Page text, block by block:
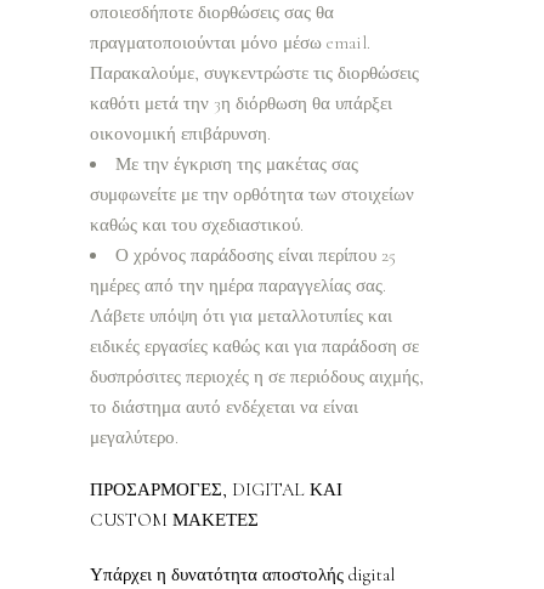
οποιεσδήποτε διορθώσεις σας θα
πραγματοποιούνται μόνο μέσω email.
Παρακαλούμε, συγκεντρώστε τις διορθώσεις
καθότι μετά την 3η διόρθωση θα υπάρξει
οικονομική επιβάρυνση.
Με την έγκριση της μακέτας σας
συμφωνείτε με την ορθότητα των στοιχείων
καθώς και του σχεδιαστικού.
Ο χρόνος παράδοσης είναι περίπου 25
ημέρες από την ημέρα παραγγελίας σας.
Λάβετε υπόψη ότι για μεταλλοτυπίες και
ειδικές εργασίες καθώς και για παράδοση σε
δυσπρόσιτες περιοχές η σε περιόδους αιχμής,
το διάστημα αυτό ενδέχεται να είναι
μεγαλύτερο.
ΠΡΟΣΑΡΜΟΓΕΣ, DIGITAL ΚΑΙ
CUSTOM ΜΑΚΕΤΕΣ
Υπάρχει η δυνατότητα αποστολής digital